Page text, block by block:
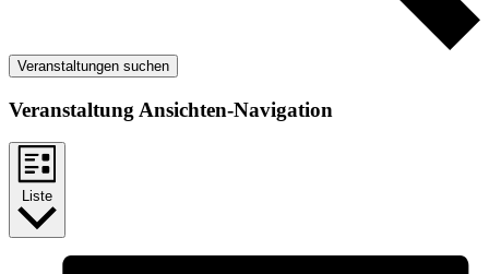
Veranstaltungen suchen
Veranstaltung Ansichten-Navigation
Liste